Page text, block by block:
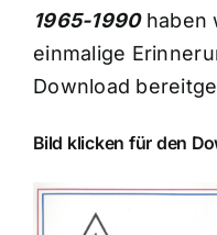
1965-1990haben
einmalige
Download
Bild klicken für den